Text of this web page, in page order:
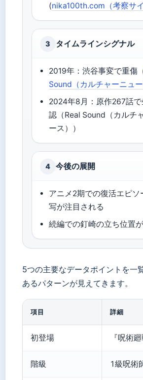
(nika100th.com（考察サイ
3 タイムラインシグナル
2019年：渋谷事変で重傷
Sound（カルチャーニュー
2024年8月：原作267話で
認（Real Sound（カルチ
ース））
4 今後の展開
アニメ2期での復活エピソ
写が注目される
続編での釘崎の立ち位置
5つの主要なデータポイントを一
あるパターンが見えてきます。
項目 詳細
初登場 『呪術
階級 1級呪術